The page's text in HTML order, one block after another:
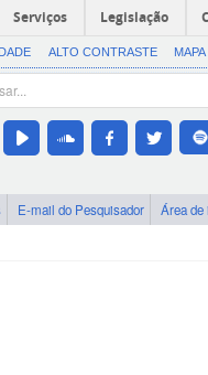
Serviços Legislação
ALTO CONTRASTE
E-mail do Pesquisador Área de